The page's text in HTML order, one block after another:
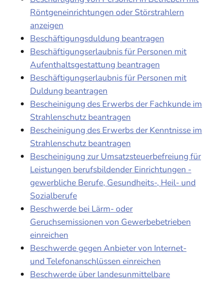
Röntgeneinrichtungen oder Störstrahlern
anzeigen
Beschäftigungsduldung beantragen
Beschäftigungserlaubnis für Personen mit
Aufenthaltsgestattung beantragen
Beschäftigungserlaubnis für Personen mit
Duldung beantragen
Bescheinigung des Erwerbs der Fachkunde im
Strahlenschutz beantragen
Bescheinigung des Erwerbs der Kenntnisse im
Strahlenschutz beantragen
Bescheinigung zur Umsatzsteuerbefreiung für
Leistungen berufsbildender Einrichtungen -
gewerbliche Berufe, Gesundheits-, Heil- und
Sozialberufe
Beschwerde bei Lärm- oder
Geruchsemissionen von Gewerbebetrieben
einreichen
Beschwerde gegen Anbieter von Internet-
und Telefonanschlüssen einreichen
Beschwerde über landesunmittelbare